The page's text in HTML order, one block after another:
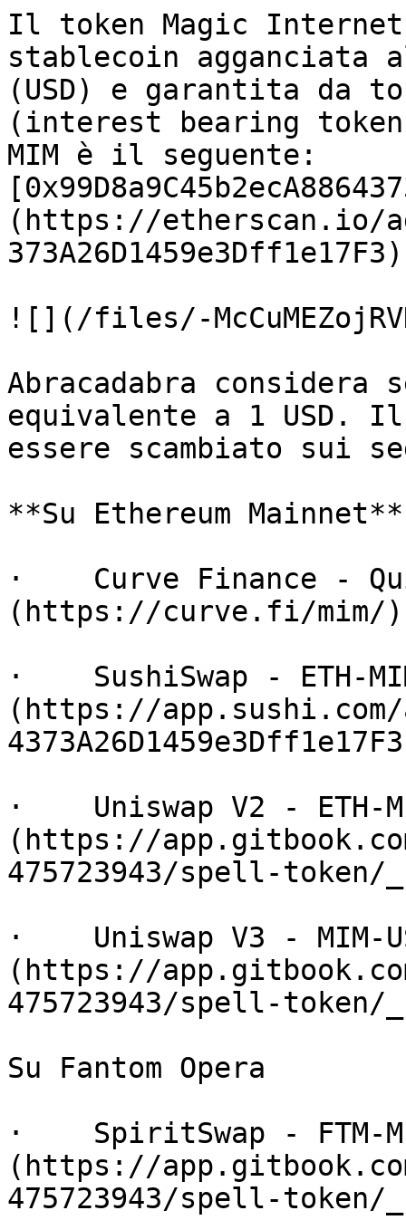
Il token Magic Internet
stablecoin agganciata
(USD) e garantita da
(interest bearing
MIM è il seguente:
(https://etherscan.io/
373A26D1459e3Dff1e17F3)​
![](/files/-
Abracadabra considera
equivalente a 1 USD.
essere scambiato sui
**Su Ethereum Mainnet**
·    Curve Finance -
(https://curve.fi/mim/)​
·    SushiSwap - ETH-
(https://app.sushi.com/
·    Uniswap V2 - ETH-
(https://app.gitbook.com/
475723943/spell-token/
·    Uniswap V3 - MIM-
(https://app.gitbook.com/
475723943/spell-token/
Su Fantom Opera
·    SpiritSwap - FTM-
(https://app.gitbook.com/
475723943/spell-token/